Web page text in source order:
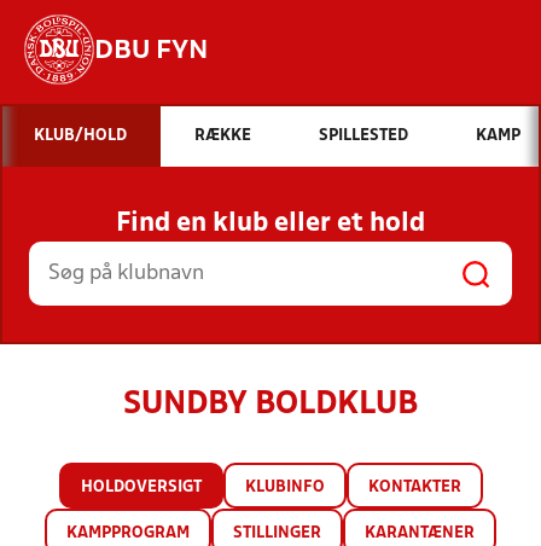
DBU FYN
Hvad vil du søge efter?
INDHOLD OG NYHEDER
STILLINGER, RESULTATER, KLUBBER OG
HOLD
KLUB/HOLD RÆKKE SPILLESTED KAMP
Find en klub eller et hold
SUNDBY BOLDKLUB
HOLDOVERSIGT KLUBINFO KONTAKTER
KAMPPROGRAM STILLINGER KARANTÆNER